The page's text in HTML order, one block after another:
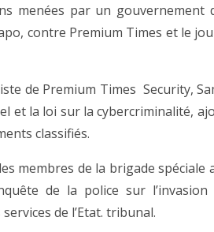
menées par un gouvernement
contre Premium Times et le
de Premium Times Security,
et la loi sur la cybercriminalité,
classifiés.
membres de la brigade spéciale
de la police sur l’invasion
de l’Etat. tribunal.